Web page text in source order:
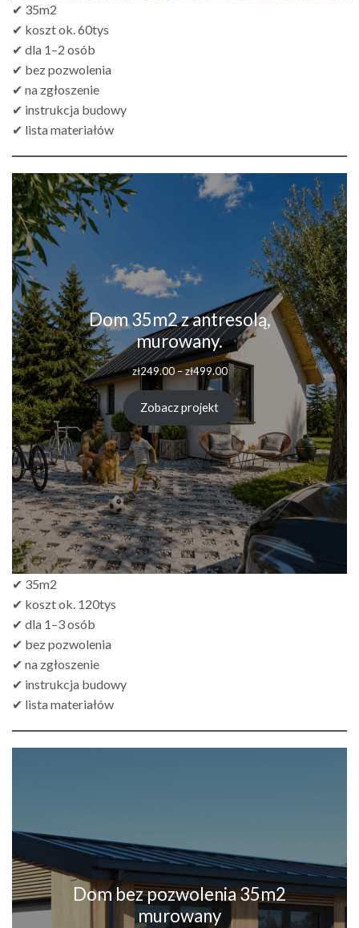
✔ 35m2
✔ koszt ok. 60tys
✔ dla 1–2 osób
✔ bez pozwolenia
✔ na zgłoszenie
✔ instrukcja budowy
✔ lista materiałów
Dom 35m2 z antresolą,
murowany.
zł249.00–zł499.00Zakres
cen:
od
zł249.00
do
zł499.00
Zobacz projekt
✔ 35m2
✔ koszt ok. 120tys
✔ dla 1–3 osób
✔ bez pozwolenia
✔ na zgłoszenie
✔ instrukcja budowy
✔ lista materiałów
Dom bez pozwolenia 35m2
murowany